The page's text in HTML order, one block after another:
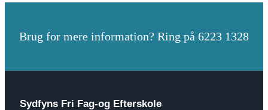
Brug for mere information? Ring på 6223 1328
Sydfyns Fri Fag-og Efterskole